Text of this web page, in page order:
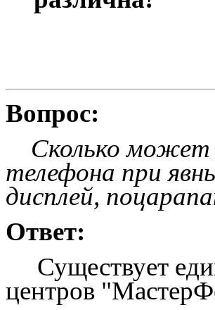
Вопрос:
Сколько может
телефона при
дисплей,
Ответ:
Существует
центров